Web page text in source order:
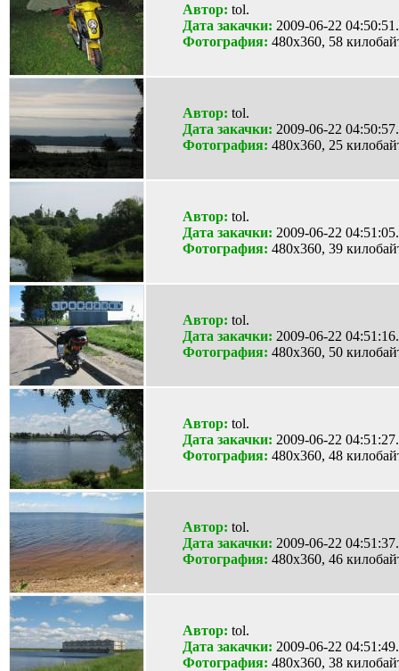
Автор: tol.
Дата закачки: 2009-06-22 04:50:51.
Фотография: 480x360, 58
Автор: tol.
Дата закачки: 2009-06-22 04:50:57.
Фотография: 480x360, 25
Автор: tol.
Дата закачки: 2009-06-22 04:51:05.
Фотография: 480x360, 39
Автор: tol.
Дата закачки: 2009-06-22 04:51:16.
Фотография: 480x360, 50
Автор: tol.
Дата закачки: 2009-06-22 04:51:27.
Фотография: 480x360, 48
Автор: tol.
Дата закачки: 2009-06-22 04:51:37.
Фотография: 480x360, 46
Автор: tol.
Дата закачки: 2009-06-22 04:51:49.
Фотография: 480x360, 38